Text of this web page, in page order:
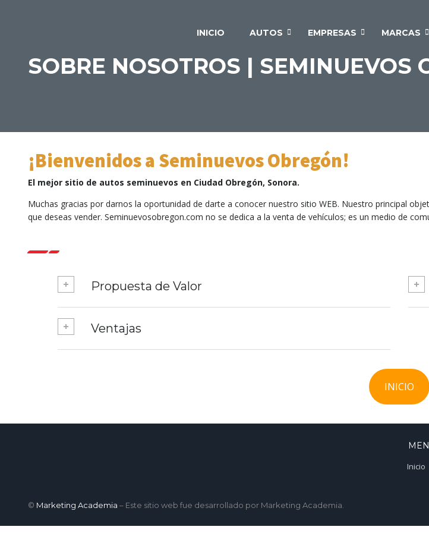
INICIO AUTOS EMPRESAS MARCAS
SOBRE NOSOTROS | SEMINUEVOS
¡Bienvenidos a Seminuevos Obregón!
El mejor sitio de autos seminuevos en Ciudad Obregón, Sonora.
Muchas gracias por darnos la oportunidad de darte a conocer nuestro sitio WEB. Nuestro principal
que deseas vender. Seminuevosobregon.com no se dedica a la venta de vehículos; es un medio de
Propuesta de Valor
Ventajas
INICIO
Inicio
© Marketing Academia – Este sitio web fue desarrollado por Marketing Academia.